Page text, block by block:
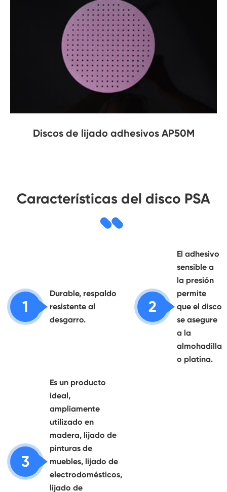
Discos de lijado adhesivos AP50M
Características del disco PSA
1
Durable, respaldo
resistente al
desgarro.
2
El adhesivo
sensible a
la presión
permite
que el disco
se asegure
a la
almohadilla
o platina.
3
Es un producto
ideal,
ampliamente
utilizado en
madera, lijado de
pinturas de
muebles, lijado de
electrodomésticos,
lijado de